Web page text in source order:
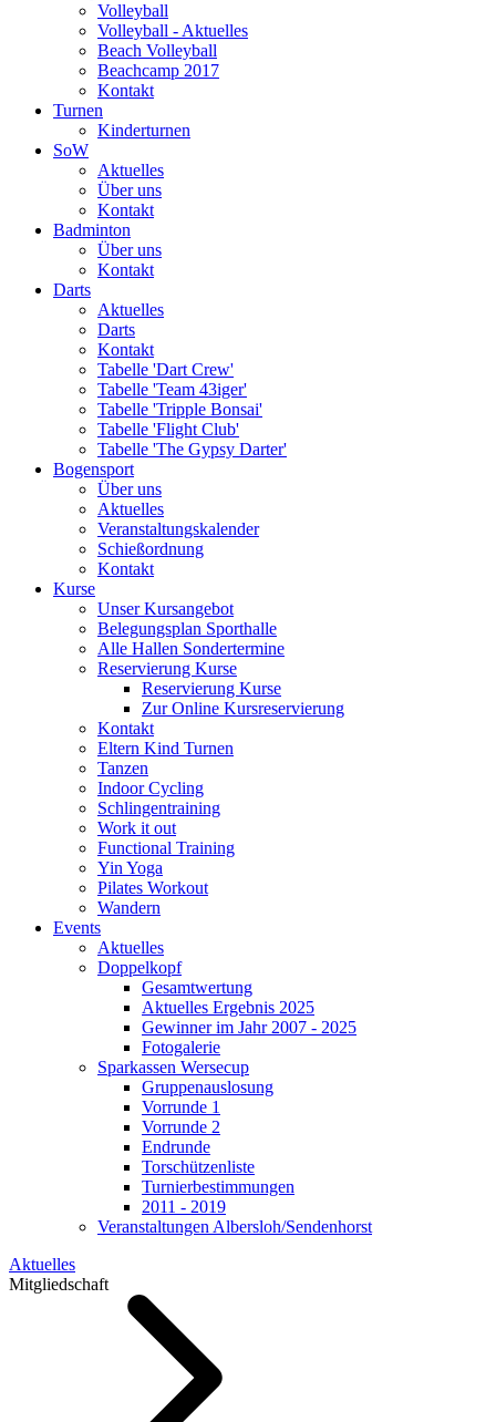
Volleyball
Volleyball - Aktuelles
Beach Volleyball
Beachcamp 2017
Kontakt
Turnen
Kinderturnen
SoW
Aktuelles
Über uns
Kontakt
Badminton
Über uns
Kontakt
Darts
Aktuelles
Darts
Kontakt
Tabelle 'Dart Crew'
Tabelle 'Team 43iger'
Tabelle 'Tripple Bonsai'
Tabelle 'Flight Club'
Tabelle 'The Gypsy Darter'
Bogensport
Über uns
Aktuelles
Veranstaltungskalender
Schießordnung
Kontakt
Kurse
Unser Kursangebot
Belegungsplan Sporthalle
Alle Hallen Sondertermine
Reservierung Kurse
Reservierung Kurse
Zur Online Kursreservierung
Kontakt
Eltern Kind Turnen
Tanzen
Indoor Cycling
Schlingentraining
Work it out
Functional Training
Yin Yoga
Pilates Workout
Wandern
Events
Aktuelles
Doppelkopf
Gesamtwertung
Aktuelles Ergebnis 2025
Gewinner im Jahr 2007 - 2025
Fotogalerie
Sparkassen Wersecup
Gruppenauslosung
Vorrunde 1
Vorrunde 2
Endrunde
Torschützenliste
Turnierbestimmungen
2011 - 2019
Veranstaltungen Albersloh/Sendenhorst
Aktuelles
Mitgliedschaft